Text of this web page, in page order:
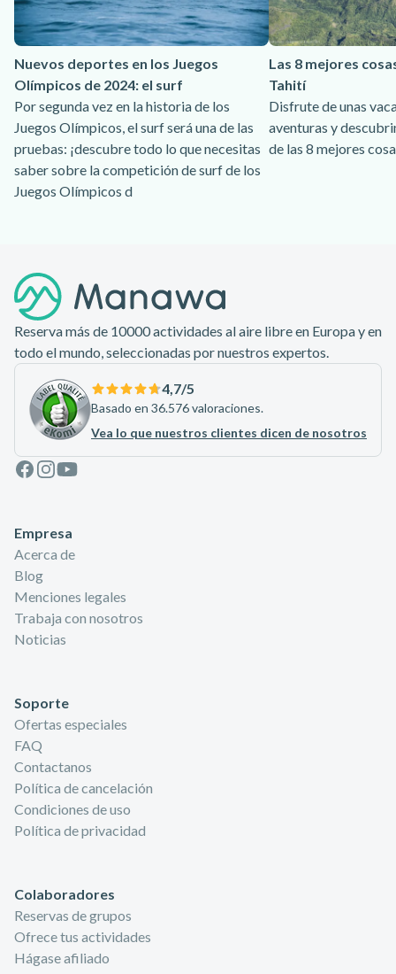
Nuevos deportes en los Juegos
Olímpicos de 2024: el surf
Por segunda vez en la historia de los
Juegos Olímpicos, el surf será una de las
pruebas: ¡descubre todo lo que necesitas
saber sobre la competición de surf de los
Juegos Olímpicos d
Las 8 mejores
Tahití
Disfrute de unas
aventuras y
de las 8 mejores
Reserva más de 10000 actividades al aire libre en Europa y en
todo el mundo, seleccionadas por nuestros expertos.
4,7/5
Basado en 36.576 valoraciones.
Vea lo que nuestros clientes dicen de nosotros
Facebook
Instagram
Youtube
Empresa
Acerca de
Blog
Menciones legales
Trabaja con nosotros
Noticias
Soporte
Ofertas especiales
FAQ
Contactanos
Política de cancelación
Condiciones de uso
Política de privacidad
Colaboradores
Reservas de grupos
Ofrece tus actividades
Hágase afiliado